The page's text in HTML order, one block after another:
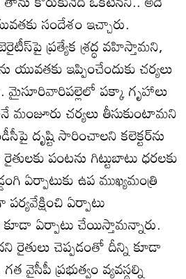
సందేశం ఇచ్చారు.
ప్రత్యేక శ్రద్ధ వహిస్తామని,
ఇప్పించేందుకు చర్యలు
మైసూరివారిపల్లెలో పక్కా గృహాలు
చర్యలు తీసుకుంటామని
దృష్టి సారించాలని కలెక్టర్‌ను
పంటను గిట్టుబాటు ధరలకు
ఏర్పాటుకు ఉప ముఖ్యమంత్రి
ఏర్పాటు
ఏర్పాటు చేయిస్తామన్నారు.
చెప్పడంతో దీన్ని కూడా
వైసీపీ ప్రభుత్వం వ్యవస్థల్ని